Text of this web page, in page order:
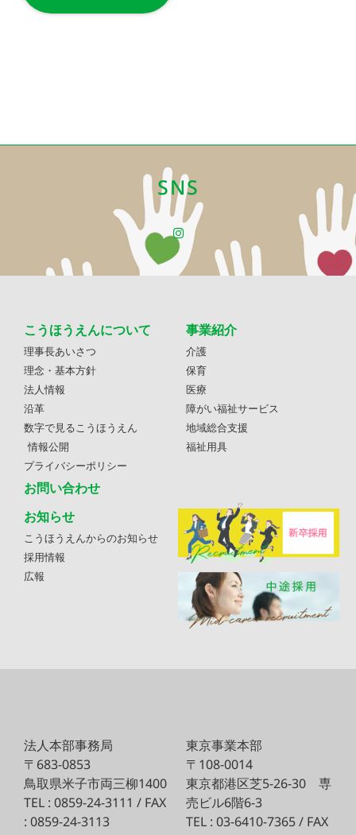
SNS
こうほうえんについて
理事長あいさつ
理念・基本方針
法人情報
沿革
数字で見るこうほうえん
情報公開
プライバシーポリシー
お問い合わせ
事業紹介
介護
保育
医療
障がい福祉サービス
地域総合支援
福祉用具
お知らせ
こうほうえんからのお知らせ
採用情報
広報
法人本部事務局
〒683-0853
鳥取県米子市両三柳1400
TEL : 0859-24-3111 / FAX
: 0859-24-3113
東京事業本部
〒108-0014
東京都港区芝5-26-30 専
売ビル6階6-3
TEL : 03-6410-7365 / FAX